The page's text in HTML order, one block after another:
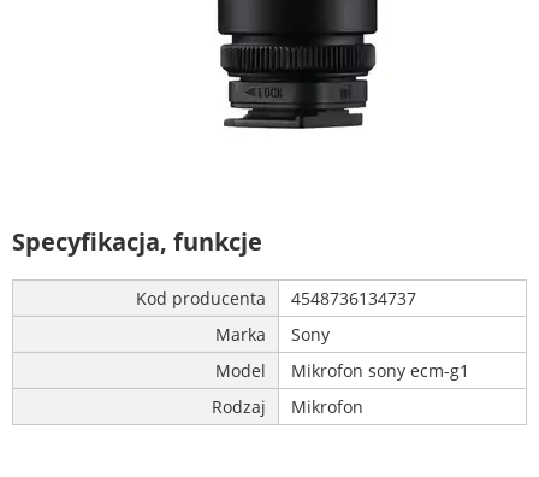
Specyfikacja, funkcje
Kod producenta
4548736134737
Marka
Sony
Model
Mikrofon sony ecm-g1
Rodzaj
Mikrofon